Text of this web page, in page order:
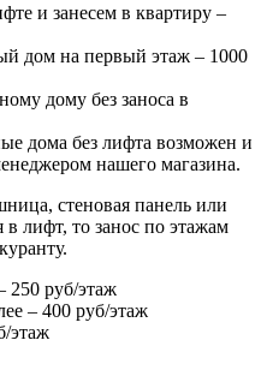
и занесем в квартиру –
дом на первый этаж – 1000
дому без заноса в
дома без лифта возможен и
нашего магазина.
стеновая панель или
лифт, то занос по этажам
250 руб/этаж
– 400 руб/этаж
этаж